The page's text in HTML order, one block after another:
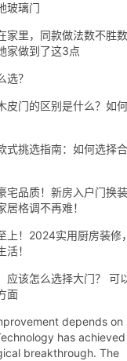
玻璃门
家里，同款做法数不胜
家做到了这3点
选？
皮门的区别是什么？如
式挑选指南：如何选择
宅品质！新房入户门换
居格调不再难！
上！2024实用厨房装修
！
应该怎么选择大门？ 可
面
depends on
has
breakthrough. The